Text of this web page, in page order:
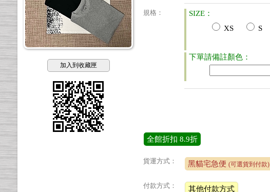
加入到收藏匣
規格 ：
SIZE：
XS
S
下單請備註顏色：
全館折扣 8.9折
貨運方式： 黑貓宅急便(可選貨到付款)
付款方式： 其他付款方式